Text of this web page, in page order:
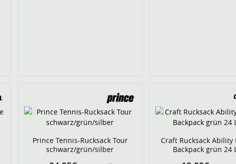
Prince Tennis-Rucksack Tour
schwarz/grün/silber
Craft Rucksack Ability
Backpack grün 24